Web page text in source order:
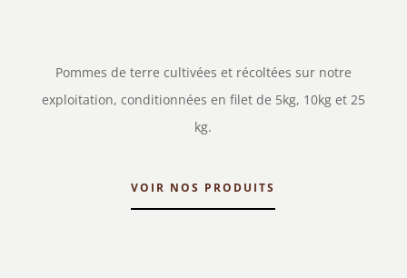
Pommes de terre cultivées et récoltées sur notre
exploitation, conditionnées en filet de 5kg, 10kg et 25
kg.
VOIR NOS PRODUITS